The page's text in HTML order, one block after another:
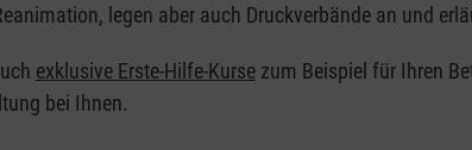
legen aber auch Druckverbände an und
exklusive Erste-Hilfe-Kurse zum Beispiel für Ihren
bei Ihnen.